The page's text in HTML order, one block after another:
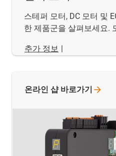
스테퍼 모터, DC 모터 및
한 제품군을 살펴보세요.
추가 정보 |
온라인 샵 바로가기